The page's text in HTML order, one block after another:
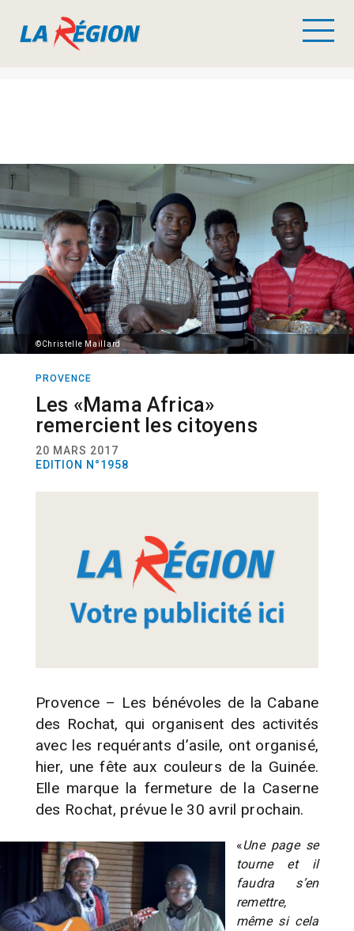
©Christelle Maillard
PROVENCE
Les «Mama Africa»
remercient les citoyens
20 MARS 2017
EDITION N°1958
Provence – Les bénévoles de la Cabane
des Rochat, qui organisent des activités
avec les requérants d’asile, ont organisé,
hier, une fête aux couleurs de la Guinée.
Elle marque la fermeture de la Caserne
des Rochat, prévue le 30 avril prochain.
«Une page se
tourne et il
faudra s’en
remettre,
même si cela